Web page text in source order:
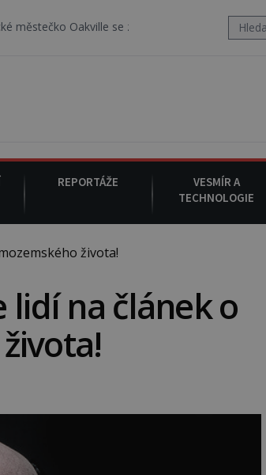
Oakville se z nebe snáší podivná rosolovitá látka
REPORTÁŽE
VESMÍR A
TECHNOLOGIE
života!
lidí na článek o